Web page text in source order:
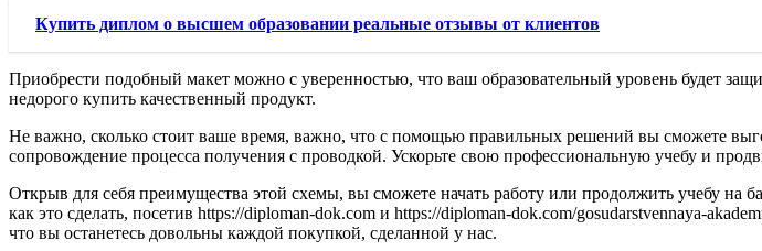
Купить диплом о высшем образовании реальные отзывы от клиентов
Приобрести подобный макет можно с уверенностью, что ваш образовательный уровень будет
недорого купить качественный продукт.
Не важно, сколько стоит ваше время, важно, что с помощью правильных решений вы сможете
сопровождение процесса получения с проводкой. Ускорьте свою профессиональную учебу и
Открыв для себя преимущества этой схемы, вы сможете начать работу или продолжить учебу на
как это сделать, посетив https://diploman-dok.com и https://diploman-dok.com/gosudarstvennaya-
что вы останетесь довольны каждой покупкой, сделанной у нас.